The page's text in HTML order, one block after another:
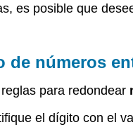
es posible que
de números
para redondear
el dígito con el